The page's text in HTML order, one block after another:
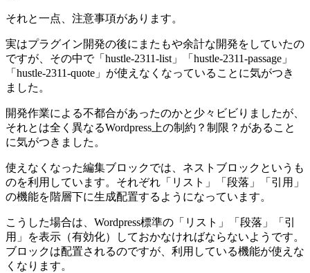
それと一点、注意事項があります。
実はプラグイン開発の後にまたもや余計な開発をしていたの
ですが、その中で「hustle-2311-list」「hustle-2311-passage」
「hustle-2311-quote」が使えなくなっていることに気がつき
ました。
開発作業による不都合があったのかと少々ビビりましたが、
それとは全く異なるWordpress上の制約？制限？があること
に気がつきました。
使えなくなった編集ブロックでは、ネストブロックというも
のを利用しています。それぞれ「リスト」「段落」「引用」
の機能を階層下に生成配置するようになっています。
こうした場合は、Wordpress標準の「リスト」「段落」「引
用」を表示（有効化）しておかなければならないようです。
ブロックは配置されるのですが、利用している機能が使えな
くなります。